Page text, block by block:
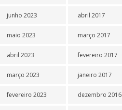
junho 2023
maio 2023
abril 2023
março 2023
fevereiro 2023
abril 2017
março 2017
fevereiro 2017
janeiro 2017
dezembro 2016